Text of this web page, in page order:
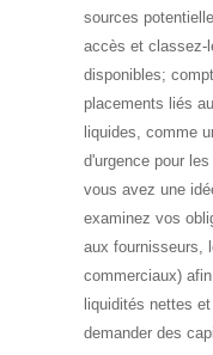
sources
accès et classez-
disponibles;
placements liés
liquides, comme
d'urgence pour
vous avez une
examinez vos
aux fournisseurs,
commerciaux)
liquidités nettes
demander des